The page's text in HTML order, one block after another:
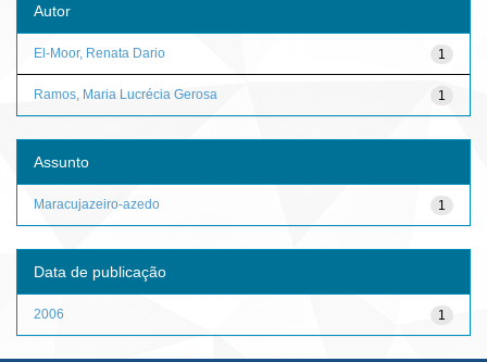
Autor
1
El-Moor, Renata Dario
1
Ramos, Maria Lucrécia Gerosa
Assunto
1
Maracujazeiro-azedo
Data de publicação
1
2006